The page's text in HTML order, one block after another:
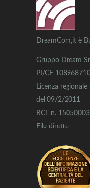
DreamCom,it è
Gruppo Dream Srl
PI/CF
Licenza regionale
del 09/2/2011
RCT n.
Filo diretto